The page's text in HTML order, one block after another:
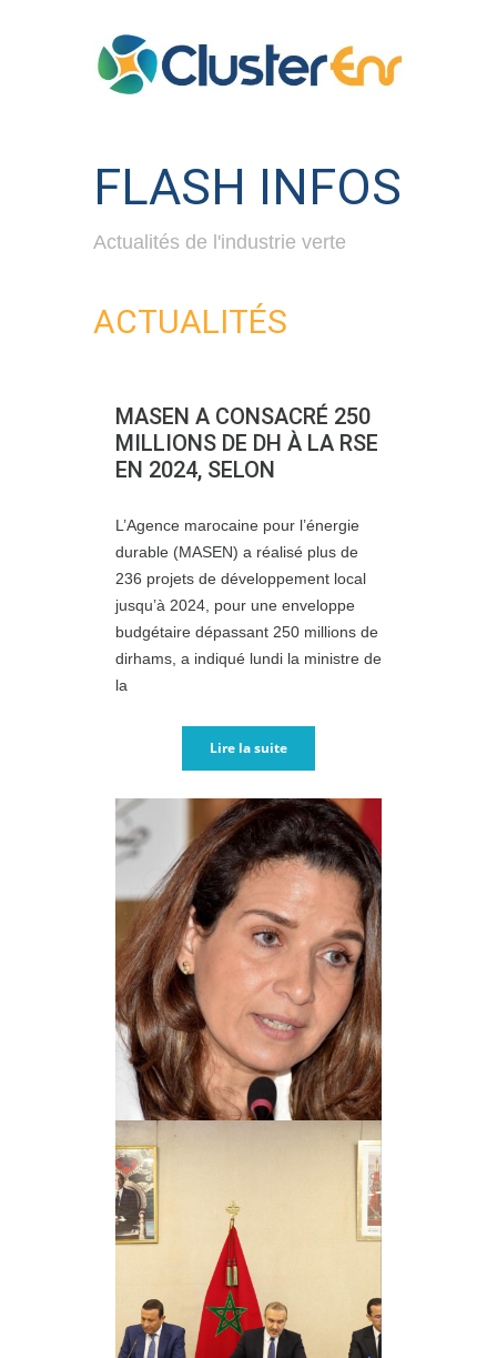
FLASH INFOS
Actualités de l'industrie verte
ACTUALITÉS
MASEN A CONSACRÉ 250
MILLIONS DE DH À LA RSE
EN 2024, SELON
L’Agence marocaine pour l’énergie
durable (MASEN) a réalisé plus de
236 projets de développement local
jusqu’à 2024, pour une enveloppe
budgétaire dépassant 250 millions de
dirhams, a indiqué lundi la ministre de
la
Lire la suite